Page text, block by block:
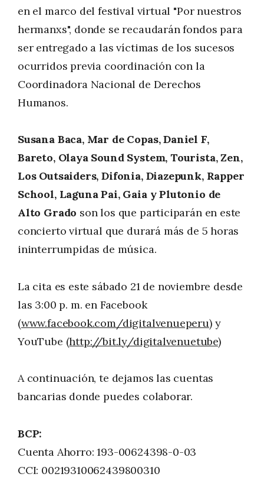
en el marco del festival virtual "Por nuestros
hermanxs", donde se recaudarán fondos para
ser entregado a las víctimas de los sucesos
ocurridos previa coordinación con la
Coordinadora Nacional de Derechos
Humanos.
Susana Baca, Mar de Copas, Daniel F,
Bareto, Olaya Sound System, Tourista, Zen,
Los Outsaiders, Difonia, Diazepunk, Rapper
School, Laguna Pai, Gaia y Plutonio de
Alto Grado son los que participarán en este
concierto virtual que durará más de 5 horas
ininterrumpidas de música.
La cita es este sábado 21 de noviembre desde
las 3:00 p. m. en Facebook
(www.facebook.com/digitalvenueperu) y
YouTube (http://bit.ly/digitalvenuetube)
A continuación, te dejamos las cuentas
bancarias donde puedes colaborar.
BCP:
Cuenta Ahorro: 193-00624398-0-03
CCI: 00219310062439800310